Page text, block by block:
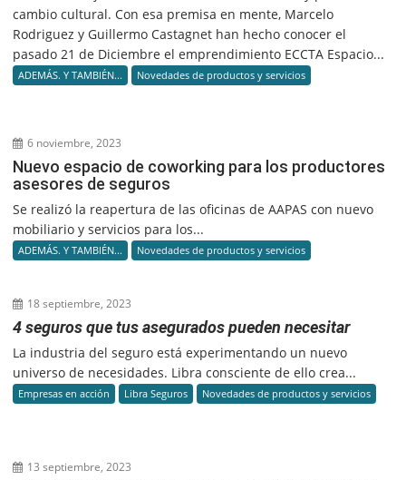
cambio cultural. Con esa premisa en mente, Marcelo
Rodriguez y Guillermo Castagnet han hecho conocer el
pasado 21 de Diciembre el emprendimiento ECCTA Espacio...
ADEMÁS. Y TAMBIÉN... Novedades de productos y servicios
6 noviembre, 2023
Nuevo espacio de coworking para los productores
asesores de seguros
Se realizó la reapertura de las oficinas de AAPAS con nuevo
mobiliario y servicios para los...
ADEMÁS. Y TAMBIÉN... Novedades de productos y servicios
18 septiembre, 2023
4 seguros que tus asegurados pueden necesitar
La industria del seguro está experimentando un nuevo
universo de necesidades. Libra consciente de ello crea...
Empresas en acción Libra Seguros Novedades de productos y servicios
13 septiembre, 2023